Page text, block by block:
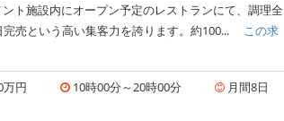
ト施設内にオープン予定のレストランにて、調理全
売という高い集客力を誇ります。約100...
この求
円 10時00分～20時00分 月間8日